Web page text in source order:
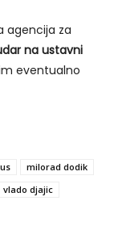
agencija za
na ustavni
eventualno
milorad dodik
vlado djajic